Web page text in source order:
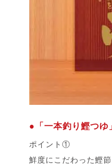
●「一本釣り鰹つゆ
ポイント①
鮮度にこだわった鰹